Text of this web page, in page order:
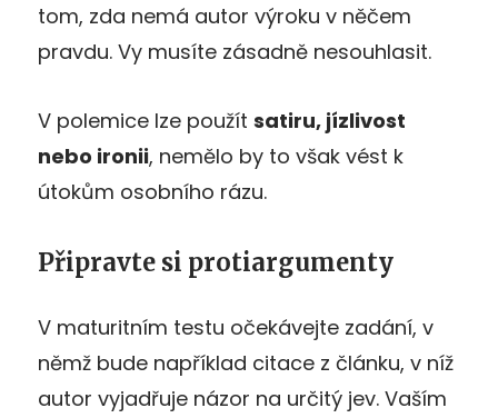
tom, zda nemá autor výroku v něčem
pravdu. Vy musíte zásadně nesouhlasit.
V polemice lze použít satiru, jízlivost
nebo ironii, nemělo by to však vést k
útokům osobního rázu.
Připravte si protiargumenty
V maturitním testu očekávejte zadání, v
němž bude například citace z článku, v níž
autor vyjadřuje názor na určitý jev. Vaším